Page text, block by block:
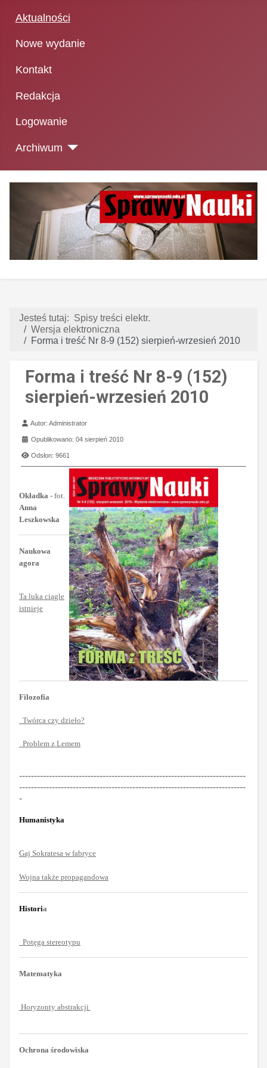
Aktualności
Nowe wydanie
Kontakt
Redakcja
Logowanie
Archiwum
Jesteś tutaj: Spisy treści elektr.
Wersja elektroniczna
Forma i treść Nr 8-9 (152) sierpień-wrzesień 2010
Forma i treść Nr 8-9 (152)
sierpień-wrzesień 2010
Szczegóły
Autor:Administrator
Opublikowano: 04 sierpień 2010
Odsłon: 9661
Okładka - fot.
Anna
Leszkowska
Naukowa
agora
Ta luka ciągle
istnieje
Filozofia
Twórca czy dzieło?
Problem z Lemem
----------------------------------------------------------------------------
----------------------------------------------------------------------------
-
Humanistyka
Gaj Sokratesa w fabryce
Wojna także propagandowa
Historia
Potęga stereotypu
Matematyka
Horyzonty abstrakcji
Ochrona środowiska